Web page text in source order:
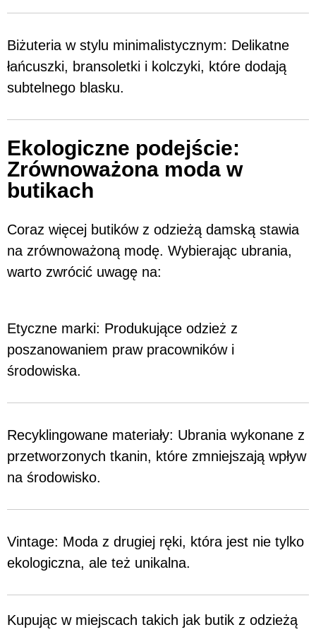
Biżuteria w stylu minimalistycznym: Delikatne
łańcuszki, bransoletki i kolczyki, które dodają
subtelnego blasku.
Ekologiczne podejście:
Zrównoważona moda w
butikach
Coraz więcej butików z odzieżą damską stawia
na zrównoważoną modę. Wybierając ubrania,
warto zwrócić uwagę na:
Etyczne marki: Produkujące odzież z
poszanowaniem praw pracowników i
środowiska.
Recyklingowane materiały: Ubrania wykonane z
przetworzonych tkanin, które zmniejszają wpływ
na środowisko.
Vintage: Moda z drugiej ręki, która jest nie tylko
ekologiczna, ale też unikalna.
Kupując w miejscach takich jak butik z odzieżą